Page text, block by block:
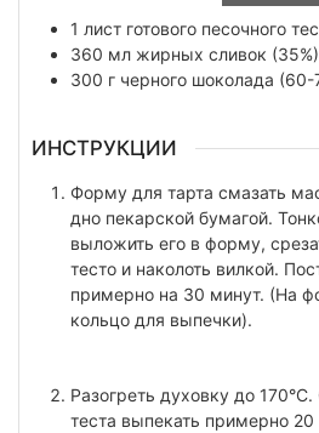
1 лист готового песочного
360 мл жирных сливок (35%)
300 г черного шоколада (60-
ИНСТРУКЦИИ
Форму для тарта смазать
дно пекарской бумагой.
выложить его в форму,
тесто и наколоть вилкой.
примерно на 30 минут. (На
кольцо для выпечки).
Разогреть духовку до
теста выпекать примерно 20